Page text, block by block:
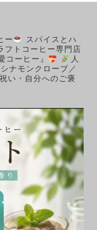
ー
スパイスとハ
フトコーヒー専門店
コーヒー』
人
ナモンクローブ／
い・自分へのご褒